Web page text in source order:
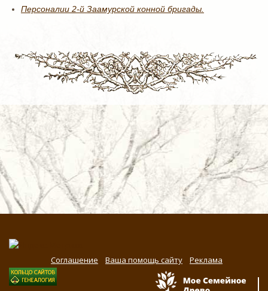
Персоналии 2-й Заамурской конной бригады.
Соглашение Ваша помощь сайту Реклама